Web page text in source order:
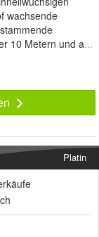
wachsende
10 Metern und a...
Platin